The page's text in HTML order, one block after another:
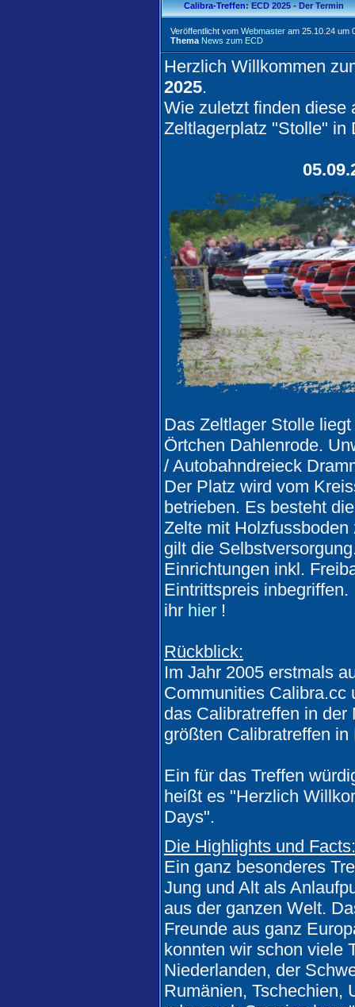
Calibra-Treffen: ECD 2025 - Der Termin
Veröffentlicht vom Webmaster am 25.10.24 um
Thema News zum ECD
Herzlich Willkommen
2025.
Wie zuletzt finden diese
Zeltlagerplatz "Stolle" in
Das Zeltlager Stolle
Örtchen Dahlenrode.
/ Autobahndreieck
Der Platz wird vom
betrieben. Es besteht
Zelte mit
gilt die
Einrichtungen inkl.
Eintrittspreis
ihr hier !
Rückblick:
Im Jahr 2005 erstmals
Communities Calibra.cc
das Calibratreffen in
größten Calibratreffen
Ein für das Treffen
heißt es "Herzlich
Days".
Die Highlights und Facts:
Ein ganz besonderes
Jung und Alt als
aus der ganzen Welt.
Freunde aus ganz
konnten wir schon viele
Niederlanden, der
Rumänien, Tschechien,